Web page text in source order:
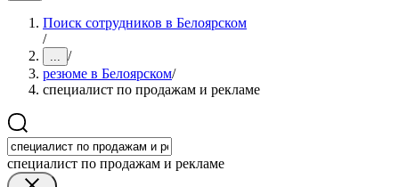
Поиск сотрудников в Белоярском
/
... /
резюме в Белоярском/
специалист по продажам и рекламе
специалист по продажам и рекламе